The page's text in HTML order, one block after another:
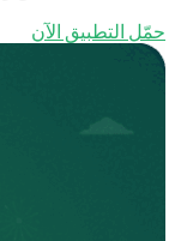
حمّل التطبيق الآن